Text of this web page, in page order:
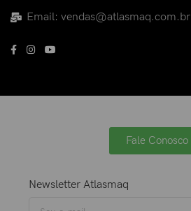
Email: vendas@atlasmaq.com.br
Fale Conosco
Newsletter Atlasmaq